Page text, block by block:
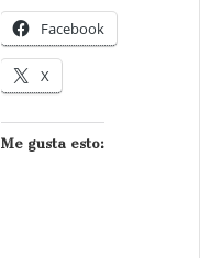
Facebook
X
Me gusta esto: